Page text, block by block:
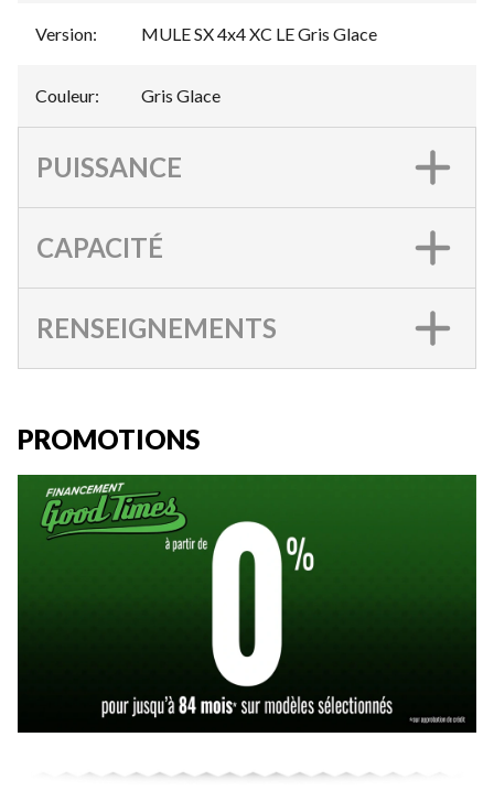
Version: MULE SX 4x4 XC LE Gris Glace
Couleur: Gris Glace
PUISSANCE
CAPACITÉ
RENSEIGNEMENTS
PROMOTIONS